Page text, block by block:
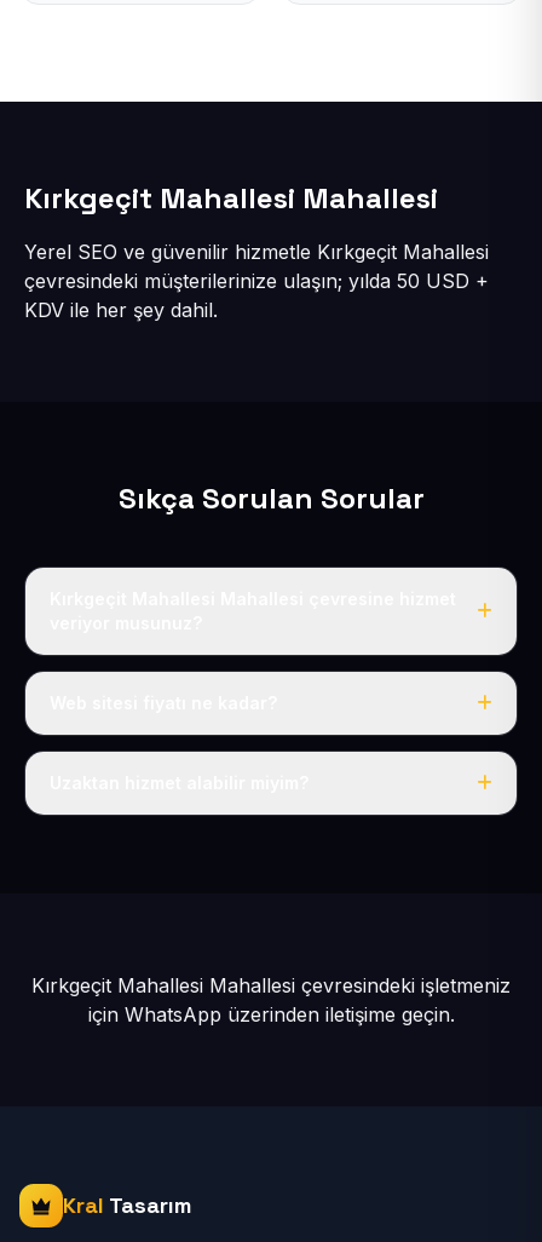
Kırkgeçit Mahallesi Mahallesi
Yerel SEO ve güvenilir hizmetle Kırkgeçit Mahallesi
çevresindeki müşterilerinize ulaşın; yılda 50 USD +
KDV ile her şey dahil.
Sıkça Sorulan Sorular
Evet, Kırkgeçit Mahallesi dahil tüm Pınarbaşı ve
Tek fiyat: yılda 50 USD + KDV, her şey dahil.
Kırkgeçit Mahallesi Mahallesi çevresindeki işletmeniz
için WhatsApp üzerinden iletişime geçin.
Kral Tasarım